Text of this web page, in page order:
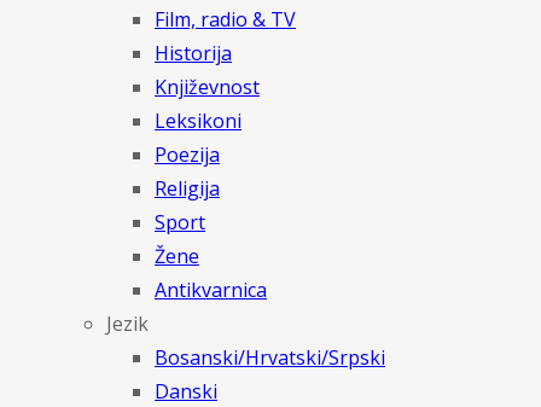
Film, radio & TV
Historija
Književnost
Leksikoni
Poezija
Religija
Sport
Žene
Antikvarnica
Jezik
Bosanski/Hrvatski/Srpski
Danski